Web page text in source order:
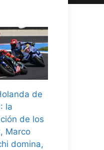
de
la
de los
Marco
domina,